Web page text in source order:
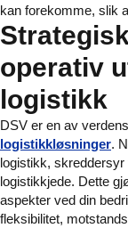
kan forekomme, slik
operativ
logistikk
DSV er en av
logistikkløsninger.
logistikk,
logistikkjede. Dette
aspekter ved din
fleksibilitet,